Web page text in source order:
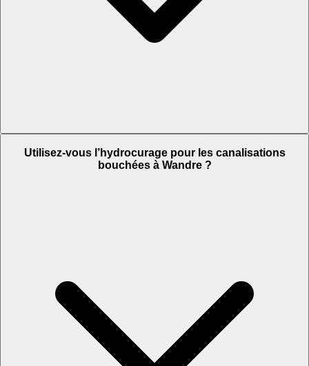
Utilisez-vous l’hydrocurage pour les canalisations
bouchées à Wandre ?